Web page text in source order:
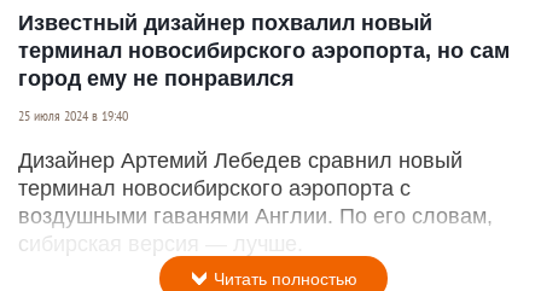
Известный дизайнер похвалил новый
терминал новосибирского аэропорта, но сам
город ему не понравился
25 июля 2024 в 19:40
Дизайнер Артемий Лебедев сравнил новый
терминал новосибирского аэропорта с
воздушными гаванями Англии. По его словам,
сибирская версия — лучше.
Читать полностью